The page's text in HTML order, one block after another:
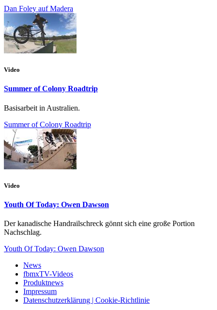
Dan Foley auf Madera
Video
Summer of Colony Roadtrip
Basisarbeit in Australien.
Summer of Colony Roadtrip
Video
Youth Of Today: Owen Dawson
Der kanadische Handrailschreck gönnt sich eine große Portion
Nachschlag.
Youth Of Today: Owen Dawson
News
fbmxTV-Videos
Produktnews
Impressum
Datenschutzerklärung | Cookie-Richtlinie